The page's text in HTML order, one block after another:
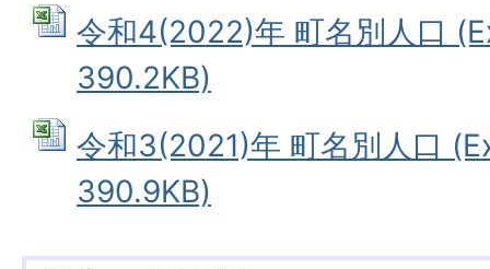
令和4(2022)年 町名別人口
390.2KB)
令和3(2021)年 町名別人口
390.9KB)